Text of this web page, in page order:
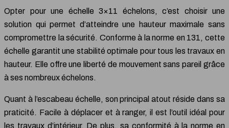
Opter pour une échelle 3×11 échelons, c’est choisir une
solution qui permet d’atteindre une hauteur maximale sans
compromettre la sécurité. Conforme à la norme en 131, cette
échelle garantit une stabilité optimale pour tous les travaux en
hauteur. Elle offre une liberté de mouvement sans pareil grâce
à ses nombreux échelons.
Quant à l’escabeau échelle, son principal atout réside dans sa
praticité. Facile à déplacer et à ranger, il est l’outil idéal pour
les travaux d’intérieur. De plus, sa conformité à la norme en